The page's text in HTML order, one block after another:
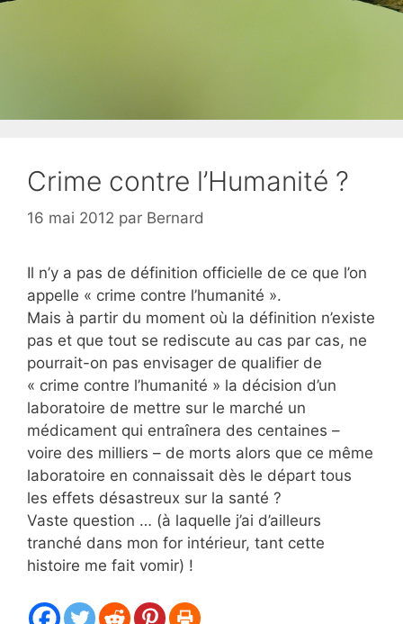
Crime contre l’Humanité ?
16 mai 2012 par Bernard
Il n’y a pas de définition officielle de ce que l’on
appelle « crime contre l’humanité ».
Mais à partir du moment où la définition n’existe
pas et que tout se rediscute au cas par cas, ne
pourrait-on pas envisager de qualifier de
« crime contre l’humanité » la décision d’un
laboratoire de mettre sur le marché un
médicament qui entraînera des centaines –
voire des milliers – de morts alors que ce même
laboratoire en connaissait dès le départ tous
les effets désastreux sur la santé ?
Vaste question … (à laquelle j’ai d’ailleurs
tranché dans mon for intérieur, tant cette
histoire me fait vomir) !